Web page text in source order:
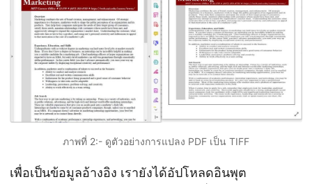
ภาพที่ 2:- ดูตัวอย่างการแปลง PDF เป็น TIFF
เพื่อเป็นข้อมูลอ้างอิง เรายังได้อัปโหลดอินพุต